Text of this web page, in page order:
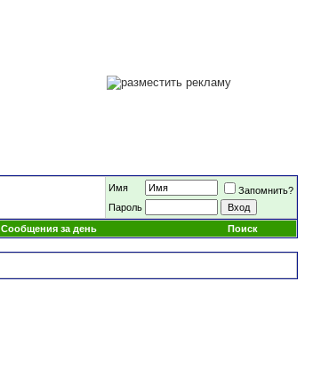
Имя
Запомнить?
Пароль
Сообщения за день Поиск